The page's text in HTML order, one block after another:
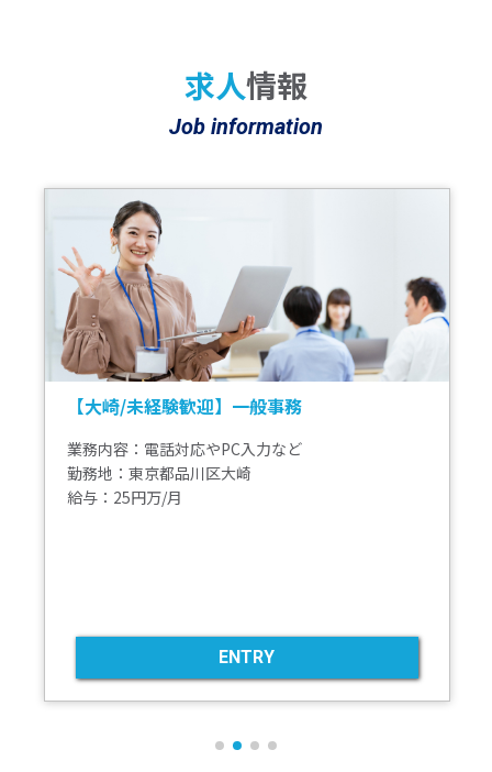
求人情報
Job information
【大崎/未経験歓迎】一般事務
業務内容：電話対応やPC入力など
勤務地：東京都品川区大崎
給与：25円万/月
ENTRY